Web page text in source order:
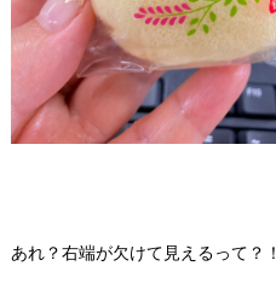
あれ？右端が欠けて見えるって？！